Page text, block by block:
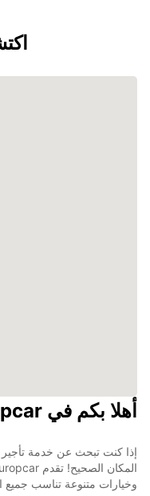
أهلا بكم في Europcar أوفنبورغ!
إذا كنت تبحث عن خدمة
وخيارات متنوعة تناسب جميع